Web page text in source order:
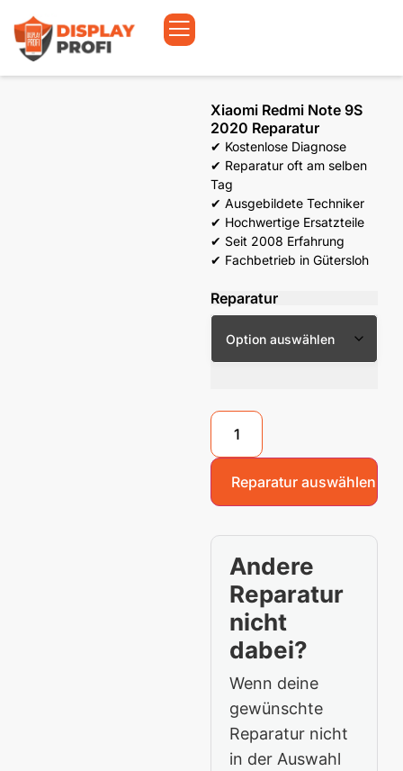
Xiaomi Redmi Note 9S
2020 Reparatur
✔ Kostenlose Diagnose
✔ Reparatur oft am selben
Tag
✔ Ausgebildete Techniker
✔ Hochwertige Ersatzteile
✔ Seit 2008 Erfahrung
✔ Fachbetrieb in Gütersloh
Reparatur
Reparatur auswählen
Andere
Reparatur
nicht
dabei?
Wenn deine
gewünschte
Reparatur nicht
in der Auswahl